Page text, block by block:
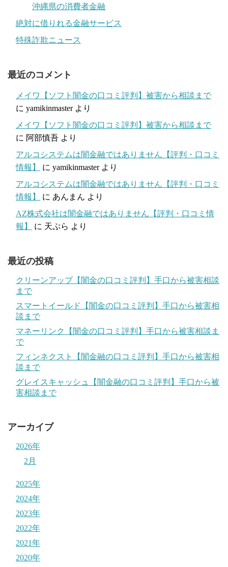
沖縄県の消費者金融
絶対に借りれる金融サービス
特殊詐欺ニュース
最近のコメント
メイワ【ソフト闇金の口コミ評判】被害から相談まで
に yamikinmasterより
メイワ【ソフト闇金の口コミ評判】被害から相談まで
に 阿部慎吾 より
アルコシステムは闇金融ではありません【評判・口コミ
情報】
に yamikinmasterより
アルコシステムは闇金融ではありません【評判・口コミ
情報】
に あんまん より
AZ株式会社は闇金融ではありません【評判・口コミ情
報】
に 天ぷら より
最近の投稿
クリーンアップ【闇金の口コミ評判】手口から被害相談
まで
スマートイールド【闇金の口コミ評判】手口から被害相
談まで
マネーリンク【闇金の口コミ評判】手口から被害相談ま
で
フィンネクスト【闇金融の口コミ評判】手口から被害相
談まで
グレイスキャッシュ【闇金融の口コミ評判】手口から被
害相談まで
アーカイブ
2026年
2月
2025年
2024年
2023年
2022年
2021年
2020年